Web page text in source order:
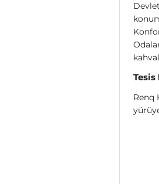
Renq